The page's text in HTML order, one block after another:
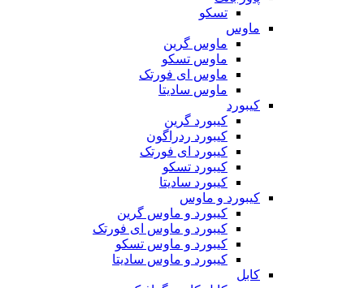
تسکو
ماوس
ماوس گرین
ماوس تسکو
ماوس ای فورتک
ماوس سادیتا
کیبورد
کیبورد گرین
کیبورد ردراگون
کیبورد ای فورتک
کیبورد تسکو
کیبورد سادیتا
کیبورد و ماوس
کیبورد و ماوس گرین
کیبورد و ماوس ای فورتک
کیبورد و ماوس تسکو
کیبورد و ماوس سادیتا
کابل